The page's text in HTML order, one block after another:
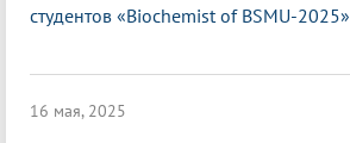
студентов «Biochemist of BSMU-2025»
16 мая, 2025